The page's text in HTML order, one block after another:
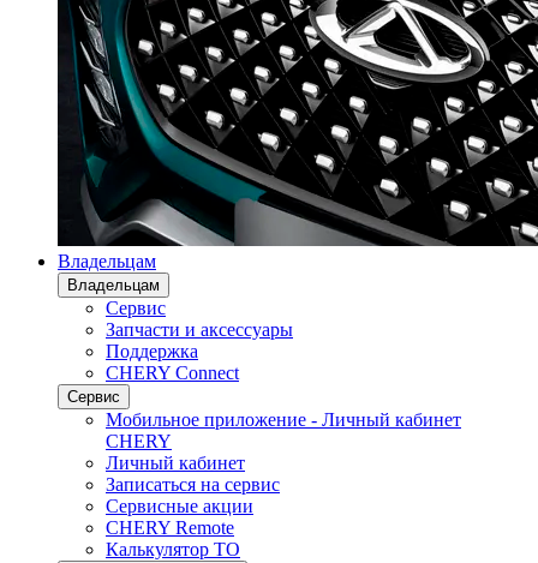
Владельцам
Владельцам
Сервис
Запчасти и аксессуары
Поддержка
CHERY Connect
Сервис
Мобильное приложение - Личный кабинет
CHERY
Личный кабинет
Записаться на сервис
Сервисные акции
CHERY Remote
Калькулятор ТО